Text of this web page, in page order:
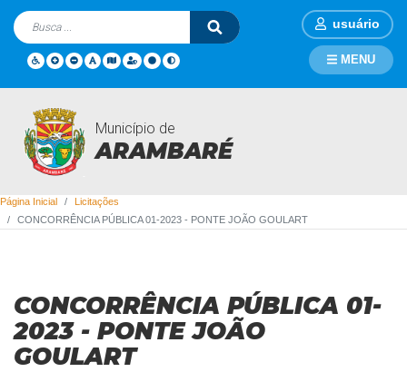
usuário
Município de
ARAMBARÉ
MENU
Licitações
Página Inicial
Licitações
CONCORRÊNCIA PÚBLICA 01-2023 - PONTE JOÃO GOULART
CONCORRÊNCIA PÚBLICA 01-
2023 - PONTE JOÃO
GOULART